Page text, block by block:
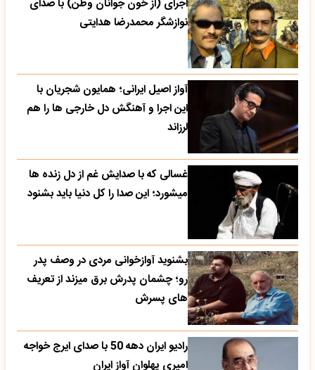
اجرای (از خون جوانان وطن) با صدای
نوازشگر محمدرضا هدایتی
آواز اصیل ایرانی؛ همایون شجریان با
این اجرا و آهنگش دل خارجی ها را هم
لرزاند
غسالی که با صدایش غم از دل زنده ها
میشورد؛ این صدا را کل دنیا باید بشنود
بشنوید آوازخوانی مردی در وصف پدر
رو؛ چشمان پدرش برق میزند از تعریف
های پسرش
رادیو ایران دهه 50 با صدای ایرج خواجه
امیری پهلوان آواز ایران